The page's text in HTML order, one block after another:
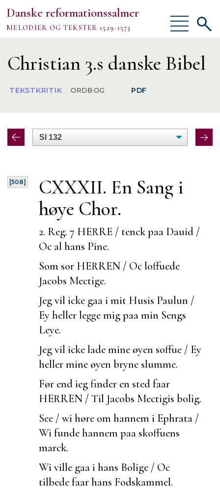
Danske reformationssalmer
MELODIER OG TEKSTER 1529-1573
Vis/skjul
menu
Om
TEKSTER
MELODIER
Vis/
Christian 3.s danske Bibel
TEKSTKRITIK ORDBOG PDF
[508]
CXXXII. En Sang i
høye Chor.
2. Reg. 7 HERRE / tenck paa Dauid /
Oc al hans Pine.
Som sor HERREN / Oc loffuede
Jacobs Mectige.
Jeg vil icke gaa i mit Husis Paulun /
Ey heller legge mig paa min Sengs
Leye.
Jeg vil icke lade mine øyen soffue / Ey
heller mine øyen bryne slumme.
Før end ieg finder en sted faar
HERREN / Til Jacobs Mectigis bolig.
See / wi høre om hannem i Ephrata /
Wifunde hannem paa skoffuens
marck.
Wi ville gaa i hans Bolige / Oc
tilbede faar hans Fodskammel.